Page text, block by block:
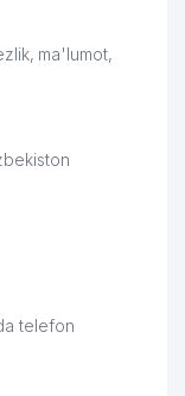
ma'lumot,
telefon